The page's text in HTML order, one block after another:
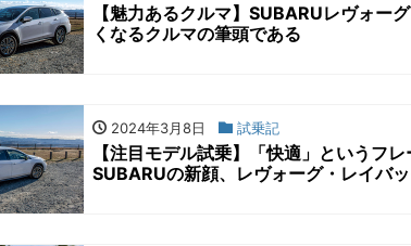
【魅力あるクルマ】SUBARUレヴォー
くなるクルマの筆頭である
2024年3月8日 試乗記
【注目モデル試乗】「快適」というフ
SUBARUの新顔、レヴォーグ・レイバ